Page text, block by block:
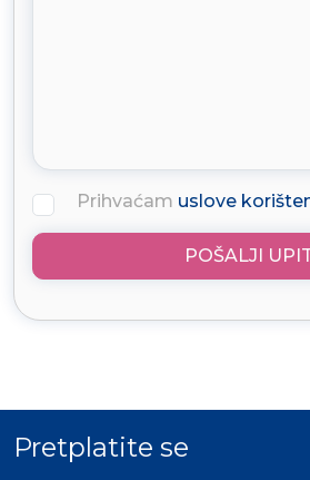
Prihvaćam uslove
POŠALJI
Pretplatite se